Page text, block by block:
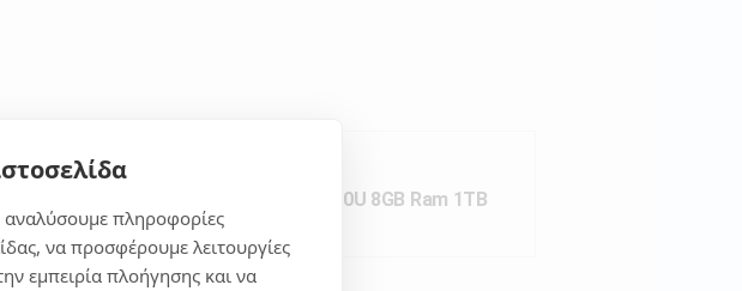
Next Post
Lenovo IdeaPad 320-17IKB i5 7200U 8GB Ram 1TB
HDD
αναλύσουμε πληροφορίες
να προσφέρουμε λειτουργίες
εμπειρία πλοήγησης και να